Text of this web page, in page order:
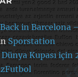
in Barcelona
Sporstation
Kupası